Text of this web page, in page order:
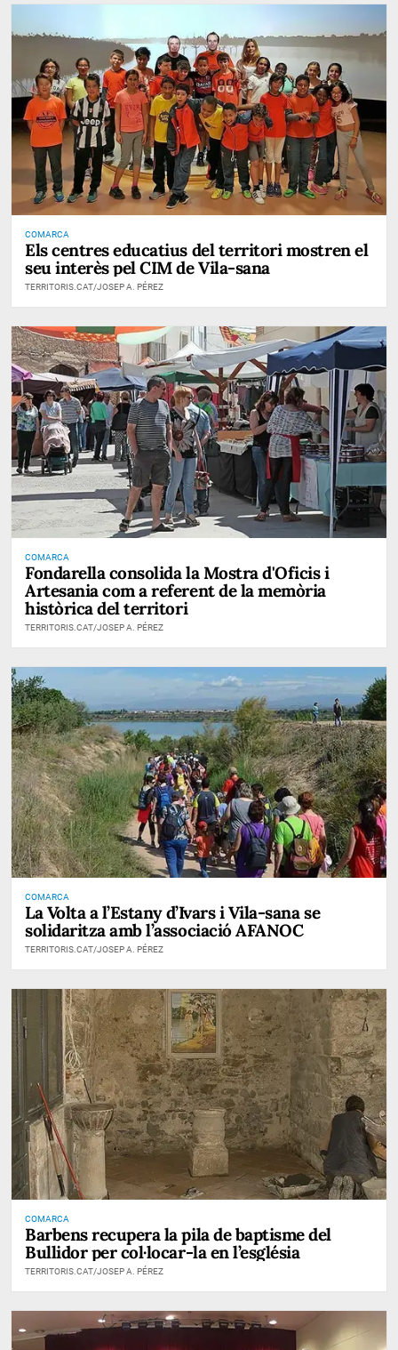
COMARCA
Els centres educatius del territori mostren el
seu interès pel CIM de Vila-sana
TERRITORIS.CAT/JOSEP A. PÉREZ
COMARCA
Fondarella consolida la Mostra d'Oficis i
Artesania com a referent de la memòria
històrica del territori
TERRITORIS.CAT/JOSEP A. PÉREZ
COMARCA
La Volta a l’Estany d’Ivars i Vila-sana se
solidaritza amb l’associació AFANOC
TERRITORIS.CAT/JOSEP A. PÉREZ
COMARCA
Barbens recupera la pila de baptisme del
Bullidor per col·locar-la en l’església
TERRITORIS.CAT/JOSEP A. PÉREZ